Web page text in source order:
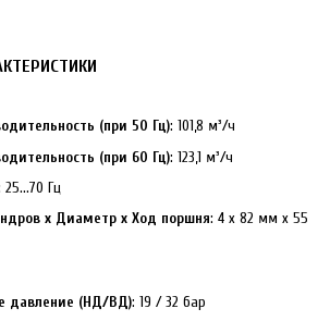
(при 50 Гц): 101,8 м³/ч
(при 60 Гц): 123,1 м³/ч
25...70 Гц
x Диаметр x Ход поршня: 4 x 82 мм x 55
давление (НД/ВД): 19 / 32 бар